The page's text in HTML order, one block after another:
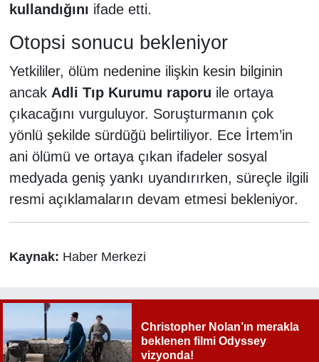
kullandığını ifade etti.
Otopsi sonucu bekleniyor
Yetkililer, ölüm nedenine ilişkin kesin bilginin
ancak Adli Tıp Kurumu raporu ile ortaya
çıkacağını vurguluyor. Soruşturmanın çok
yönlü şekilde sürdüğü belirtiliyor. Ece İrtem’in
ani ölümü ve ortaya çıkan ifadeler sosyal
medyada geniş yankı uyandırırken, süreçle ilgili
resmi açıklamaların devam etmesi bekleniyor.
Kaynak: Haber Merkezi
Christopher Nolan’ın merakla
beklenen filmi Odyssey
vizyonda!